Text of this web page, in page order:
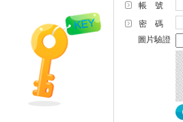
帳 號
密 碼
圖片驗證